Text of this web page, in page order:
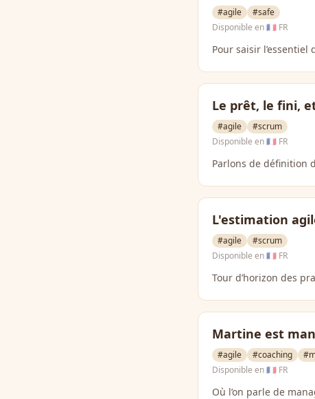
#agile
#safe
Disponible en🇫🇷 FR
Pour saisir
Le prêt, le fini,
#agile
#scrum
Disponible en🇫🇷 FR
Parlons de définition
L'estimation
#agile
#scrum
Disponible en🇫🇷 FR
Tour d’horizon des
Martine est
#agile #coaching
Disponible en🇫🇷 FR
Où l’on parle de